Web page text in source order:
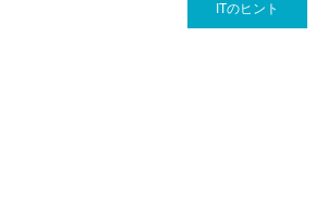
ITのヒント